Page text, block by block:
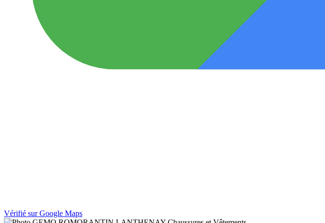
Vérifié sur Google Maps